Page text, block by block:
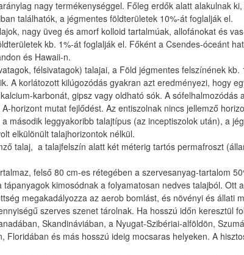
nagy termékenységgel. Főleg erdők alatt alakulnak
találhatók, a jégmentes földterületek 10%-át foglalják el.
nagy üveg és amorf kolloid tartalmúak, allofánokat és
kb. 1%-át foglalják el. Főként a Csendes-óceánt
és Hawaii-n.
félsivatagok) talajai, a Föld jégmentes felszínének
A korlátozott kilúgozódás gyakran azt eredményezi, hogy
karbonát, gipsz vagy oldható sók. A sófelhalmozódás
horizont mutat fejlődést. Az entiszolnak nincs jellemző
második leggyakoribb talajtípus (az inceptiszolok után), a
elkülönült talajhorizontok nélkül.
talaj, a talajfelszín alatt két méterig tartós permafroszt
felső 80 cm-es rétegében a szervesanyag-tartalom
kimosódnak a folyamatosan nedves talajból.
megakadályozza az aerob bomlást, és növényi és állati
szerves szenet tárolnak. Ha hosszú időn keresztül
Skandináviában, a Nyugat-Szibériai-alföldön,
Floridában és más hosszú ideig mocsaras helyeken. A